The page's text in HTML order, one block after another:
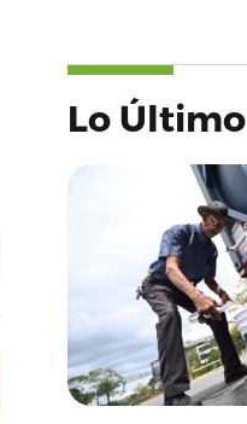
Lo Último